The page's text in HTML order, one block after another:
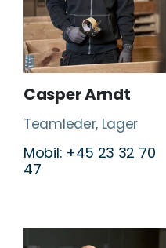
Casper Arndt
Teamleder, Lager
Mobil: +45 23 32 70
47